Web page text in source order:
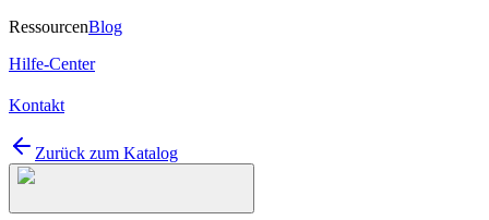
RessourcenBlog
Hilfe-Center
Kontakt
Zurück zum Katalog